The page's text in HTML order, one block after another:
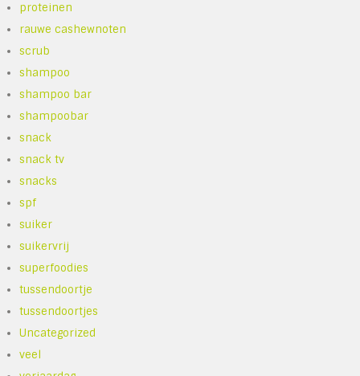
proteinen
rauwe cashewnoten
scrub
shampoo
shampoo bar
shampoobar
snack
snack tv
snacks
spf
suiker
suikervrij
superfoodies
tussendoortje
tussendoortjes
Uncategorized
veel